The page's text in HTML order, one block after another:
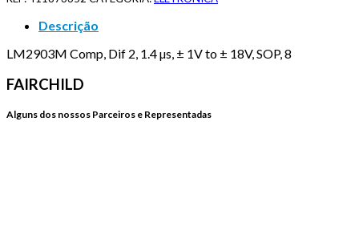
Descrição
LM2903M Comp, Dif 2, 1.4 µs, ± 1V to ± 18V, SOP, 8
FAIRCHILD
Alguns dos nossos Parceiros e Representadas